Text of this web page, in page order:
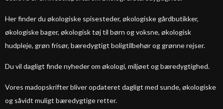
Her finder du økologiske spisesteder, økologiske gårdbutikker,
økologiske bager, økologisk tøj til børn og voksne, økologisk
hudpleje, grøn frisør, bæredygtigt boligtilbehør og grønne rejser.
Du vil dagligt finde nyheder om økologi, miljøet og bæredygtighed.
Vores madopskrifter bliver opdateret dagligt med sunde, økologiske
og såvidt muligt bæredygtige retter.